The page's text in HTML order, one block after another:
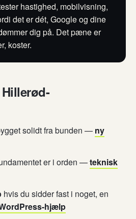
hastighed, mobilvisning,
det er dét, Google og dine
dig på. Det pæne er
koster.
solidt fra bunden — ny
er i orden —teknisk
hvis du sidder fast i noget, en
hjælp